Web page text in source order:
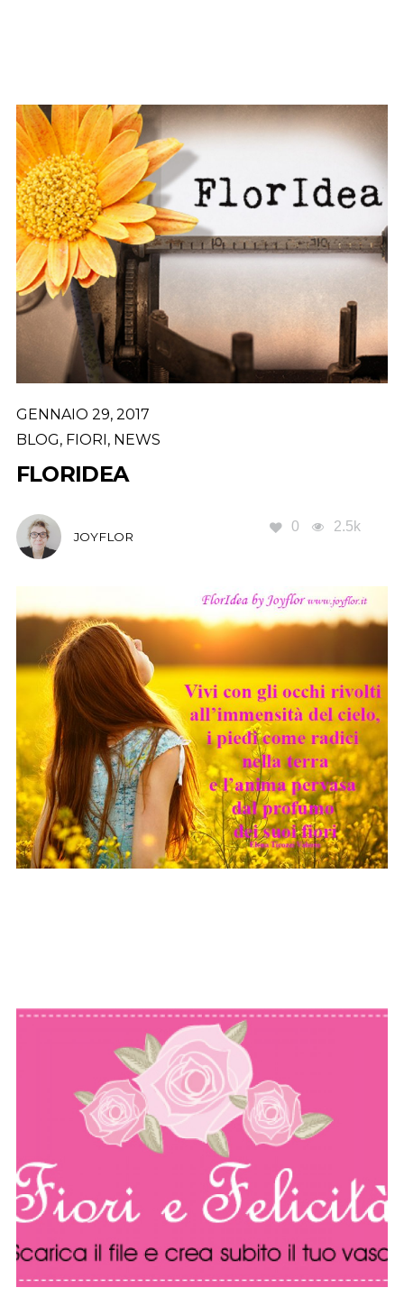
GENNAIO 29, 2017
BLOG, FIORI, NEWS
FLORIDEA
JOYFLOR
0 2.5k